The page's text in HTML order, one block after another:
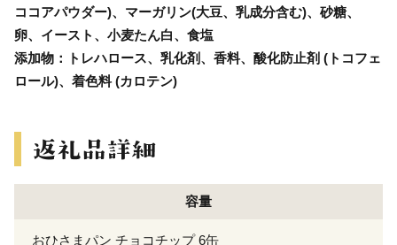
ココアパウダー)、マーガリン(大豆、乳成分含む)、砂糖、
卵、イースト、小麦たん白、食塩
添加物：トレハロース、乳化剤、香料、酸化防止剤 (トコフェ
ロール)、着色料 (カロテン)
容量
おひさまパン チョコチップ 6缶